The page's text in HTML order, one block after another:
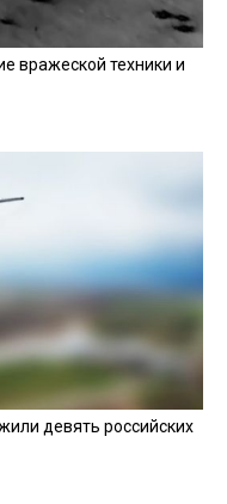
вражеской техники и
девять российских